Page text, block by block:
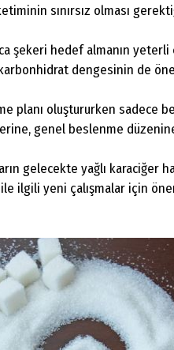
sınırsız olması
şekeri hedef almanın
karbonhidrat dengesinin de
planı oluştururken sadece
genel beslenme düzenine
gelecekte yağlı karaciğer
ilgili yeni çalışmalar için